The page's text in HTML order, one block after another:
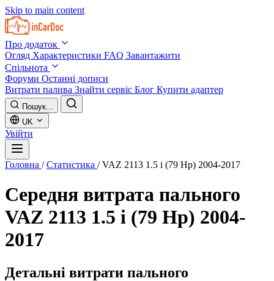
Skip to main content
Про додаток
Огляд Характеристики FAQ Завантажити
Спільнота
Форуми Останні дописи
Витрати палива Знайти сервіс Блог Купити адаптер
Пошук...
UK
Увійти
Головна / Статистика / VAZ 2113 1.5 i (79 Hp) 2004-2017
Середня витрата пального
VAZ 2113 1.5 i (79 Hp) 2004-
2017
Детальні витрати пального